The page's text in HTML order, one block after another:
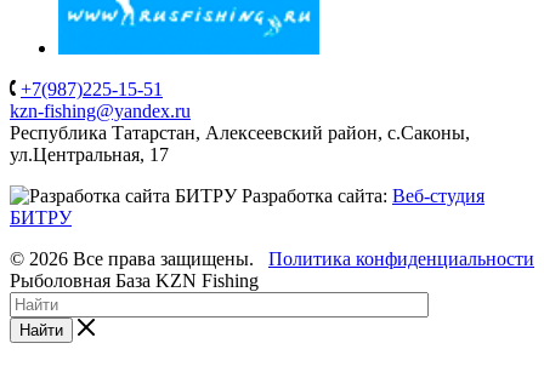
+7(987)225-15-51
kzn-fishing@yandex.ru
Республика Татарстан, Алексеевский район, с.Саконы,
ул.Центральная, 17
Разработка сайта: Веб-студия
БИТРУ
Политика конфиденциальности
© 2026 Все права защищены.
Рыболовная База KZN Fishing
Найти